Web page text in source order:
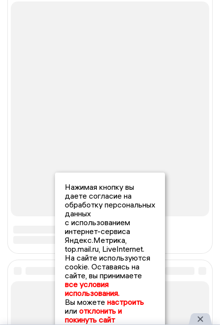
Нажимая кнопку вы
даете согласие на
обработку персональных
данных
с использованием
интернет-сервиса
Яндекс.Метрика,
top.mail.ru, LiveInternet.
На сайте используются
cookie. Оставаясь на
сайте, вы принимаете
все условия
использования.
Вы можете настроить
или отклонить и
покинуть сайт